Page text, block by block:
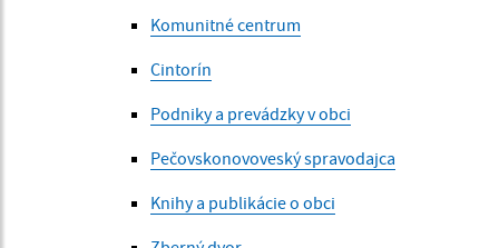
Komunitné centrum
Cintorín
Podniky a prevádzky v obci
Pečovskonovoveský spravodajca
Knihy a publikácie o obci